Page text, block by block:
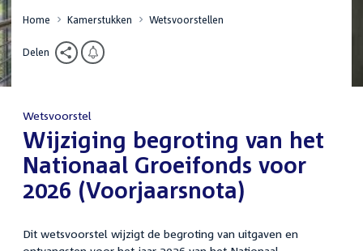
Home Kamerstukken Wetsvoorstellen
Delen
Wetsvoorstel
:Wijziging begroting van het
Nationaal Groeifonds voor
2026 (Voorjaarsnota)
Dit wetsvoorstel wijzigt de begroting van uitgaven en